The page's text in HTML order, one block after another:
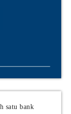
satu bank